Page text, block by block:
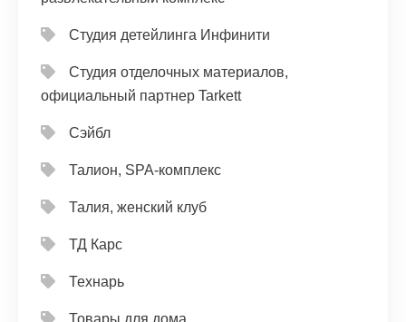
Студия детейлинга Инфинити
Студия отделочных материалов,
официальный партнер Tarkett
Сэйбл
Талион, SPA-комплекс
Талия, женский клуб
ТД Карс
Технарь
Товары для дома